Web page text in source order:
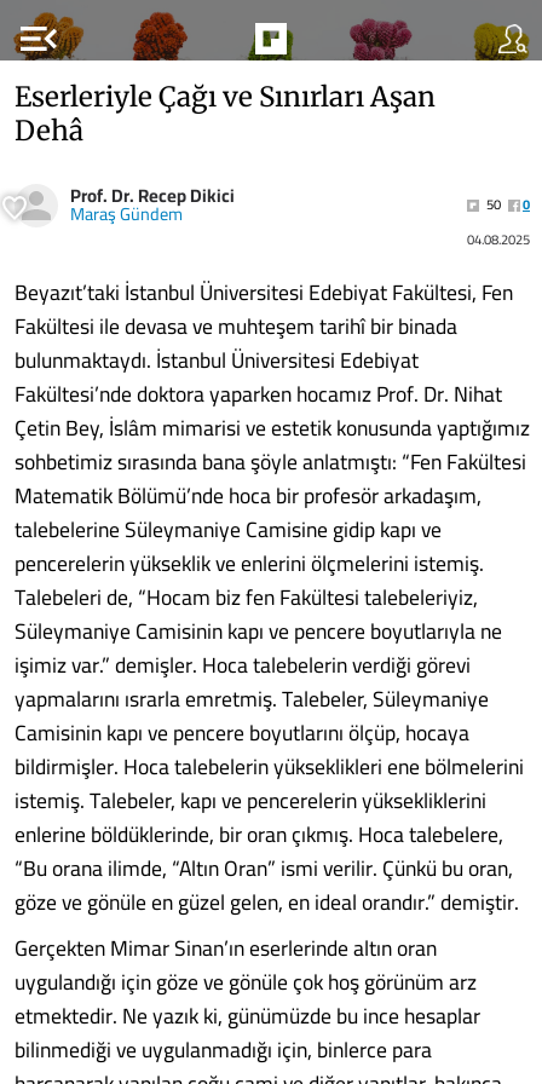
menu_open
Eserleriyle Çağı ve Sınırları Aşan
Dehâ
Prof. Dr. Recep Dikici
Maraş Gündem 50
0
04.08.2025
Beyazıt’taki İstanbul Üniversitesi Edebiyat Fakültesi, Fen
Fakültesi ile devasa ve muhteşem tarihî bir binada
bulunmaktaydı. İstanbul Üniversitesi Edebiyat
Fakültesi’nde doktora yaparken hocamız Prof. Dr. Nihat
Çetin Bey, İslâm mimarisi ve estetik konusunda yaptığımız
sohbetimiz sırasında bana şöyle anlatmıştı: “Fen Fakültesi
Matematik Bölümü’nde hoca bir profesör arkadaşım,
talebelerine Süleymaniye Camisine gidip kapı ve
pencerelerin yükseklik ve enlerini ölçmelerini istemiş.
Talebeleri de, “Hocam biz fen Fakültesi talebeleriyiz,
Süleymaniye Camisinin kapı ve pencere boyutlarıyla ne
işimiz var.” demişler. Hoca talebelerin verdiği görevi
yapmalarını ısrarla emretmiş. Talebeler, Süleymaniye
Camisinin kapı ve pencere boyutlarını ölçüp, hocaya
bildirmişler. Hoca talebelerin yükseklikleri ene bölmelerini
istemiş. Talebeler, kapı ve pencerelerin yüksekliklerini
enlerine böldüklerinde, bir oran çıkmış. Hoca talebelere,
“Bu orana ilimde, “Altın Oran” ismi verilir. Çünkü bu oran,
göze ve gönüle en güzel gelen, en ideal orandır.” demiştir.
Gerçekten Mimar Sinan’ın eserlerinde altın oran
uygulandığı için göze ve gönüle çok hoş görünüm arz
etmektedir. Ne yazık ki, günümüzde bu ince hesaplar
bilinmediği ve uygulanmadığı için, binlerce para